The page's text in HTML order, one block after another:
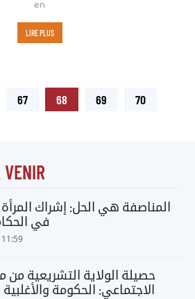
en
LIRE PLUS
67 68 69
70
المناصفة هي الحل: إشراك
في
11:59
حصيلة الولاية التشريعية من
الاجتماعي: الحكومة